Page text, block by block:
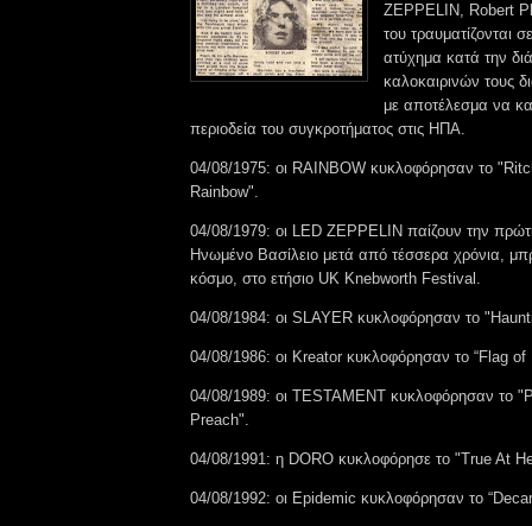
ZEPPELIN, Robert
του τραυματίζονται
ατύχημα κατά την
καλοκαιρινών τους
με αποτέλεσμα να
περιοδεία του συγκροτήματος στις ΗΠΑ.
04/08/1975: οι RAINBOW κυκλοφόρησαν το
Rainbow".
04/08/1979: οι LED ZEPPELIN παίζουν την
Ηνωμένο Βασίλειο μετά από τέσσερα χρόνια,
κόσμο, στο ετήσιο UK Knebworth Festival.
04/08/1984: οι SLAYER κυκλοφόρησαν το
04/08/1986: οι Kreator κυκλοφόρησαν το “Flag of
04/08/1989: οι TESTAMENT κυκλοφόρησαν το
Preach".
04/08/1991: η DORO κυκλοφόρησε το "True At
04/08/1992: οι Epidemic κυκλοφόρησαν το